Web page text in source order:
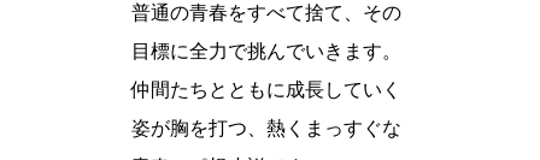
普通の青春をすべて捨て、その
目標に全力で挑んでいきます。
仲間たちとともに成長していく
姿が胸を打つ、熱くまっすぐな